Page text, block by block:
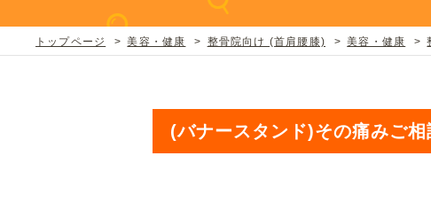
駐車場
カルチャー
オリジナル
よくある質
トップページ 美容・健康 整骨院向け (首肩腰膝) 美容・健康
(バナースタンド)その痛みご